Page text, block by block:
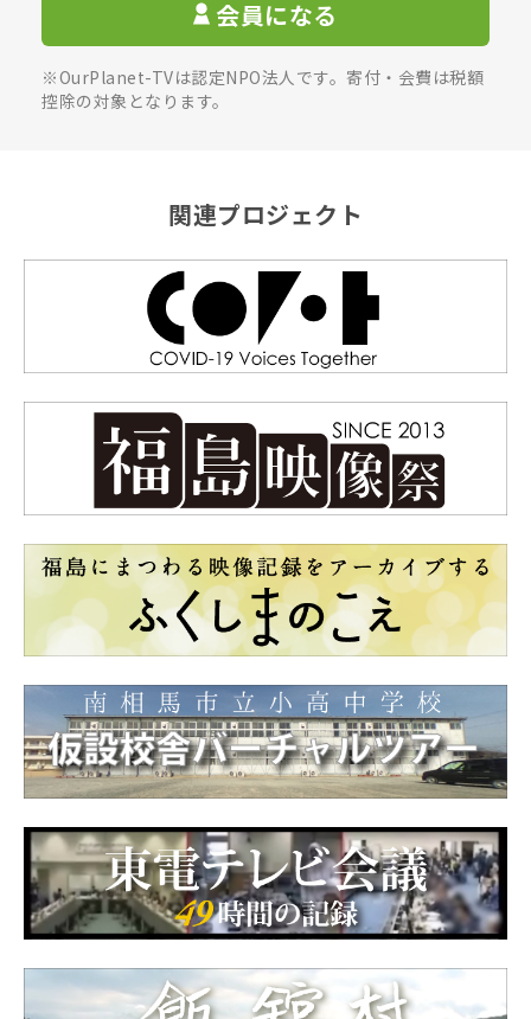
会員になる
※OurPlanet-TVは認定NPO法人です。寄付・会費は税額
控除の対象となります。
関連プロジェクト